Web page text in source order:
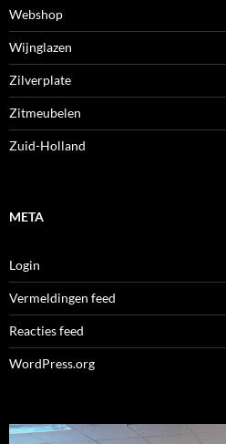
Webshop
Wijnglazen
Zilverplate
Zitmeubelen
Zuid-Holland
META
Login
Vermeldingen feed
Reacties feed
WordPress.org